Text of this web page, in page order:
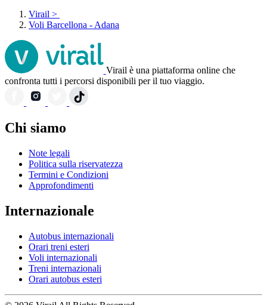
Virail >
Voli Barcellona - Adana
Virail è una piattaforma online che
confronta tutti i percorsi disponibili per il tuo viaggio.
Chi siamo
Note legali
Politica sulla riservatezza
Termini e Condizioni
Approfondimenti
Internazionale
Autobus internazionali
Orari treni esteri
Voli internazionali
Treni internazionali
Orari autobus esteri